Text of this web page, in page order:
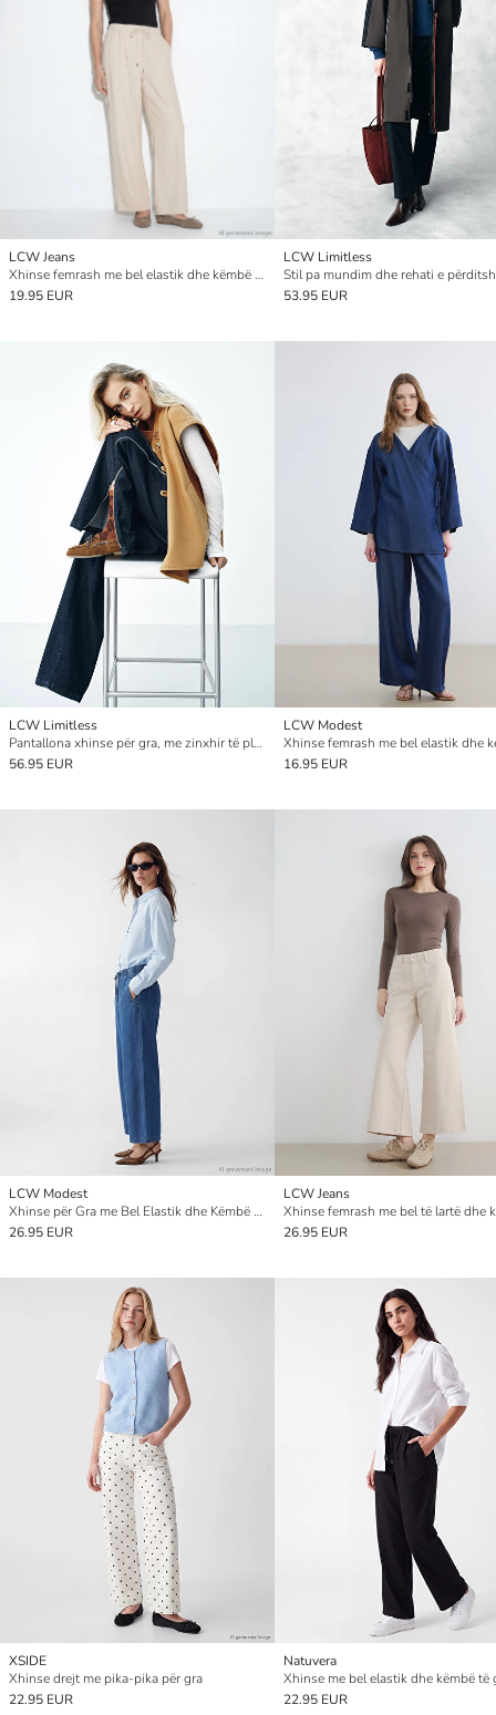
LCW Jeans
Xhinse femrash me bel elastik dhe këmbë të gjera
19.95 EUR
LCW Limitless
53.95 EUR
LCW Limitless
Pantallona xhinse për gra, me zinxhir të plotë, me prerje balonë, të lehta për t’u veshur
56.95 EUR
LCW Modest
16.95 EUR
LCW Modest
Xhinse për Gra me Bel Elastik dhe Këmbë të Gjëra
26.95 EUR
LCW Jeans
26.95 EUR
XSIDE
Xhinse drejt me pika-pika për gra
22.95 EUR
Natuvera
22.95 EUR